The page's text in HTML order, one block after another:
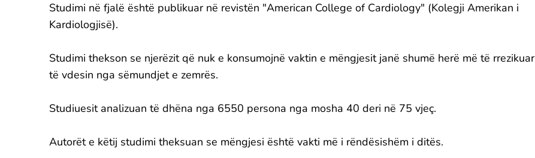
Studimi në fjalë është publikuar në revistën "American College of Cardiology" (Kolegji Amerikan i
Kardiologjisë).
Studimi thekson se njerëzit që nuk e konsumojnë vaktin e mëngjesit janë shumë herë më të rrezikuar
të vdesin nga sëmundjet e zemrës.
Studiuesit analizuan të dhëna nga 6550 persona nga mosha 40 deri në 75 vjeç.
Autorët e këtij studimi theksuan se mëngjesi është vakti më i rëndësishëm i ditës.